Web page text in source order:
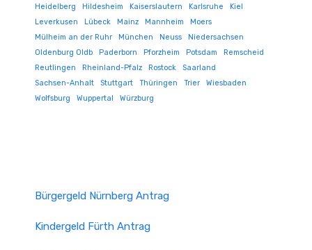
Heidelberg
Hildesheim Kaiserslautern Karlsruhe
Kiel
Leverkusen
Lübeck Mainz Mannheim
Moers
Mülheim an der Ruhr
München Neuss
Niedersachsen
Oldenburg Oldb
Paderborn Pforzheim Potsdam
Remscheid
Reutlingen
Rheinland-Pfalz Rostock
Saarland
Sachsen-Anhalt
Stuttgart Thüringen Trier
Wiesbaden
Wolfsburg
Wuppertal Würzburg
Bürgergeld Nürnberg Antrag
Kindergeld Fürth Antrag